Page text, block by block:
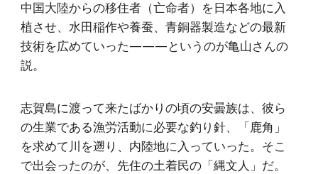
中国大陸からの移住者（亡命者）を日本各地に入
植させ、水田稲作や養蚕、青銅器製造などの最新
技術を広めていった———というのが亀山さんの
説。
志賀島に渡って来たばかりの頃の安曇族は、彼ら
の生業である漁労活動に必要な釣り針、「鹿角」
を求めて川を遡り、内陸地に入っていった。そこ
で出会ったのが、先住の土着民の「縄文人」だ。